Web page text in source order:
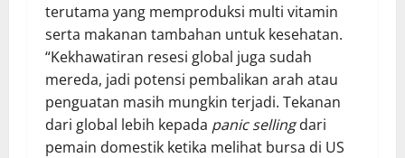
terutama yang memproduksi multi vitamin
serta makanan tambahan untuk kesehatan.
“Kekhawatiran resesi global juga sudah
mereda, jadi potensi pembalikan arah atau
penguatan masih mungkin terjadi. Tekanan
dari global lebih kepada panic sellingdari
pemain domestik ketika melihat bursa di US